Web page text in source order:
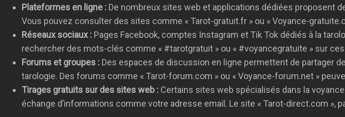
Plateformes en ligne : De nombreux sites web et applications dédiées proposent
Vous pouvez consulter des sites comme « Tarot-gratuit.fr » ou « Voyance-
Réseaux sociaux : Pages Facebook, comptes Instagram et Tik Tok dédiés à la
rechercher des mots-clés comme « #tarotgratuit » ou « #voyancegratuite » sur
Forums et groupes : Des espaces de discussion en ligne permettent de partager
tarologie. Des forums comme « Tarot-forum.com » ou « Voyance-forum.net »
Tirages gratuits sur des sites web : Certains sites web spécialisés dans la
échange d’informations comme votre adresse email. Le site « Tarot-direct.com »,